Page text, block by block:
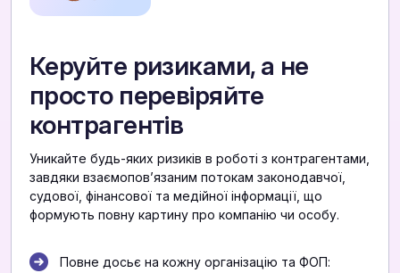
Керуйте ризиками, а не
просто перевіряйте
контрагентів
Уникайте будь-яких ризиків в роботі з контрагентами,
завдяки взаємоповʼязаним потокам законодавчої,
судової, фінансової та медійної інформації, що
формують повну картину про компанію чи особу.
Повне досьє на кожну організацію та ФОП: